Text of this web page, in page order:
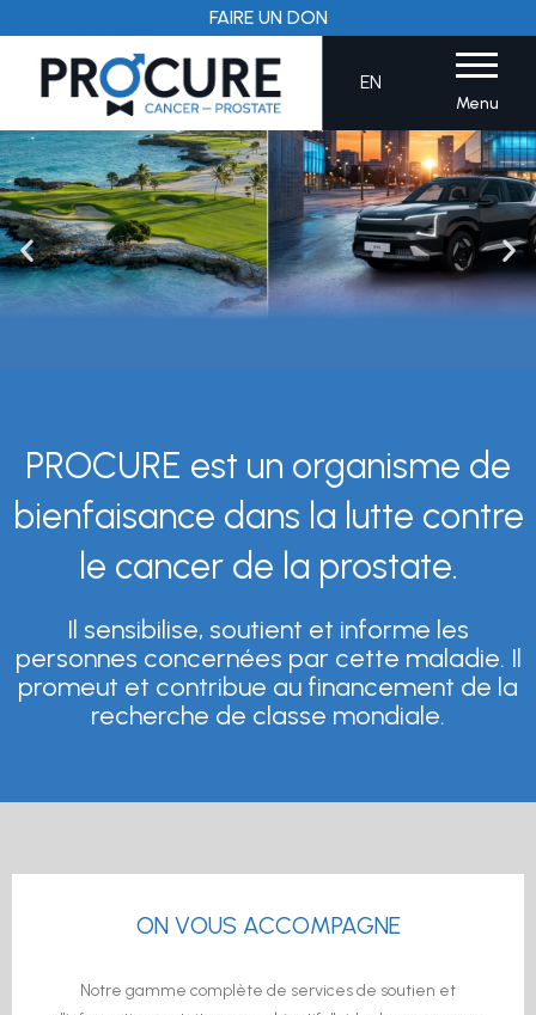
au
contenu
FAIRE UN DON
EN
Menu
PROCURE est un organisme de
bienfaisance dans la lutte contre
le cancer de la prostate.
Il sensibilise, soutient et informe les
personnes concernées par cette maladie. Il
promeut et contribue au financement de la
recherche de classe mondiale.
ON VOUS ACCOMPAGNE
Notre gamme complète de services de soutien et